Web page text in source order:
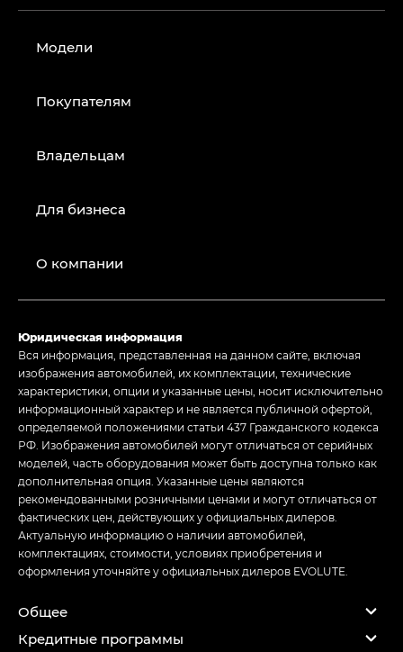
Модели
Покупателям
Владельцам
Для бизнеса
О компании
Юридическая информация
Вся информация, представленная на данном сайте, включая
изображения автомобилей, их комплектации, технические
характеристики, опции и указанные цены, носит исключительно
информационный характер и не является публичной офертой,
определяемой положениями статьи 437 Гражданского кодекса
РФ. Изображения автомобилей могут отличаться от серийных
моделей, часть оборудования может быть доступна только как
дополнительная опция. Указанные цены являются
рекомендованными розничными ценами и могут отличаться от
фактических цен, действующих у официальных дилеров.
Актуальную информацию о наличии автомобилей,
комплектациях, стоимости, условиях приобретения и
оформления уточняйте у официальных дилеров EVOLUTE.
Общее
Кредитные программы